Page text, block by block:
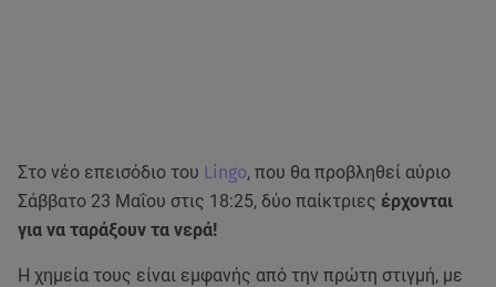
Στο νέο επεισόδιο του Lingo, που θα προβληθεί αύριο
Σάββατο 23 Μαΐου στις 18:25, δύο παίκτριες έρχονται
για να ταράξουν τα νερά!
Η χημεία τους είναι εμφανής από την πρώτη στιγμή, με